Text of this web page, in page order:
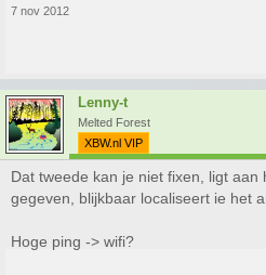
7 nov 2012
Lenny-t
Melted Forest
XBW.nl VIP
Dat tweede kan je niet fixen, ligt aan
gegeven, blijkbaar localiseert ie het
Hoge ping -> wifi?